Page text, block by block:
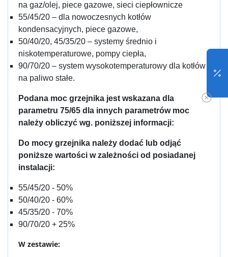
na gaz/olej, piece gazowe, sieci ciepłownicze
55/45/20 – dla nowoczesnych kotłów
kondensacyjnych, piece gazowe,
50/40/20, 45/35/20 – systemy średnio i
niskotemperaturowe, pompy ciepła,
90/70/20 – system wysokotemperaturowy dla kotłów
na paliwo stałe.
Podana moc grzejnika jest wskazana dla
parametru 75/65 dla innych parametrów moc
należy obliczyć wg. poniższej informacji:
Do mocy grzejnika należy dodać lub odjąć
poniższe wartości w zależności od posiadanej
instalacji:
55/45/20 - 50%
50/40/20 - 60%
45/35/20 - 70%
90/70/20 + 25%
W zestawie: